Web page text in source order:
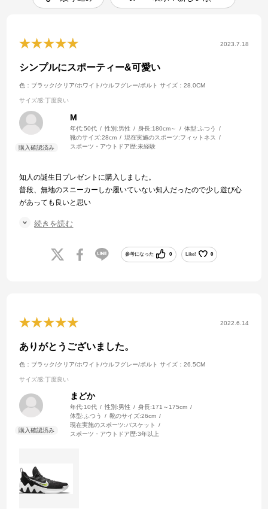
2023.7.18
シンプルにスポーティー&可愛い
色：ブラック/クリア/ホワイト/ウルフグレー/ボルト サイズ：28.0CM
サイズ感:丁度良い
M
年代:50代 性別:男性 身長:180cm～ 体型: ふつう
靴のサイズ:28cm 現在実施のスポーツ:フィットネス
スポーツ・アウトドア歴:未経験
知人の誕生日プレゼントに購入しました。
普段、無地のスニーカーしか履いていない知人だったので少し遊び心
があっても良いと思い
かわいいお洒落なデザインが気に入り
知人も喜んでくれました！普段28㎝でサイズも問題ありませんでし
黒とは違い刺繍部分がバラになっていて
黒のスニーカーのデザインのままが良かった…。
続きを読む
参考になった 0 Like! 0
2022.6.14
ありがとうございました。
色：ブラック/クリア/ホワイト/ウルフグレー/ボルト サイズ：26.5CM
サイズ感:丁度良い
まどか
年代:10代 性別:男性 身長:171～175cm
体型:ふつう 靴のサイズ:26cm
現在実施のスポーツ:バスケット
スポーツ・アウトドア歴:3年以上